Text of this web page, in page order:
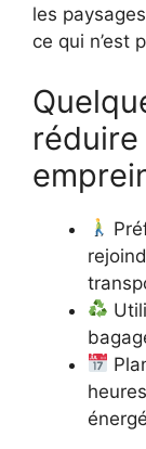
les
ce qui n’est